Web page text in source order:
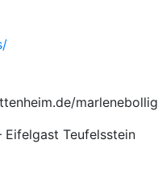
marlenebollig
Eifelgast Teufelsstein